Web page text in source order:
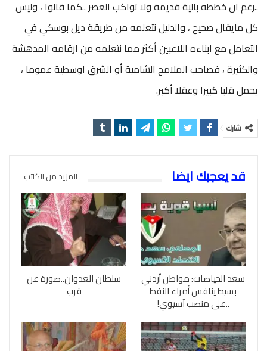
..رغم ان خططه بالية قديمة ولا تواكب العصر ..كما قالوا ، وليس
كل مايقال صحيح ، والدليل نتعلمه من طريقة ديل بوسكي في
التعامل مع ابناءه اللاعبين أكثر مما نتعلمه من ارقامه المدهشة
والكثيرة ، فصاحب الملامح الشامية أو الشرق اوسطية عموما ،
يحمل قلبا كبيرا وعقلا أكبر.
شارك
قد يعجبك ايضا المزيد من الكاتب
سعد الحياصات: مواطن أردني
بسيط ينافس أمراء النفط
..على منصب آسيوي!
سلطان العدوان..صورة عن
قرب